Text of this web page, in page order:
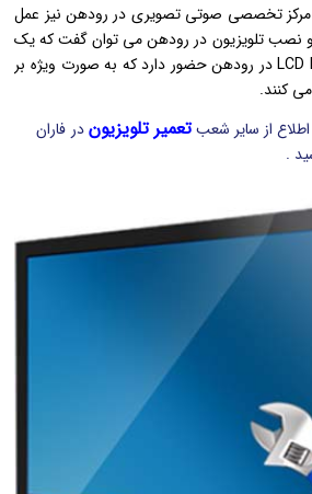
مرکز تخصصی صوتی تصویری در رودهن نیز عمل
و نصب تلویزیون در رودهن می توان گفت که یک
تیم متخصص تعمیرات LCD LED در رودهن حضور دارد که به صورت ویژه بر
کنند.
اطلاع از سایر شعبتعمیر تلویزیوندر فاران
.